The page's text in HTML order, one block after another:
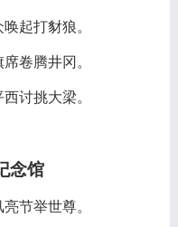
起打豺狼。
卷腾井冈。
讨挑大梁。
念馆
节举世尊。